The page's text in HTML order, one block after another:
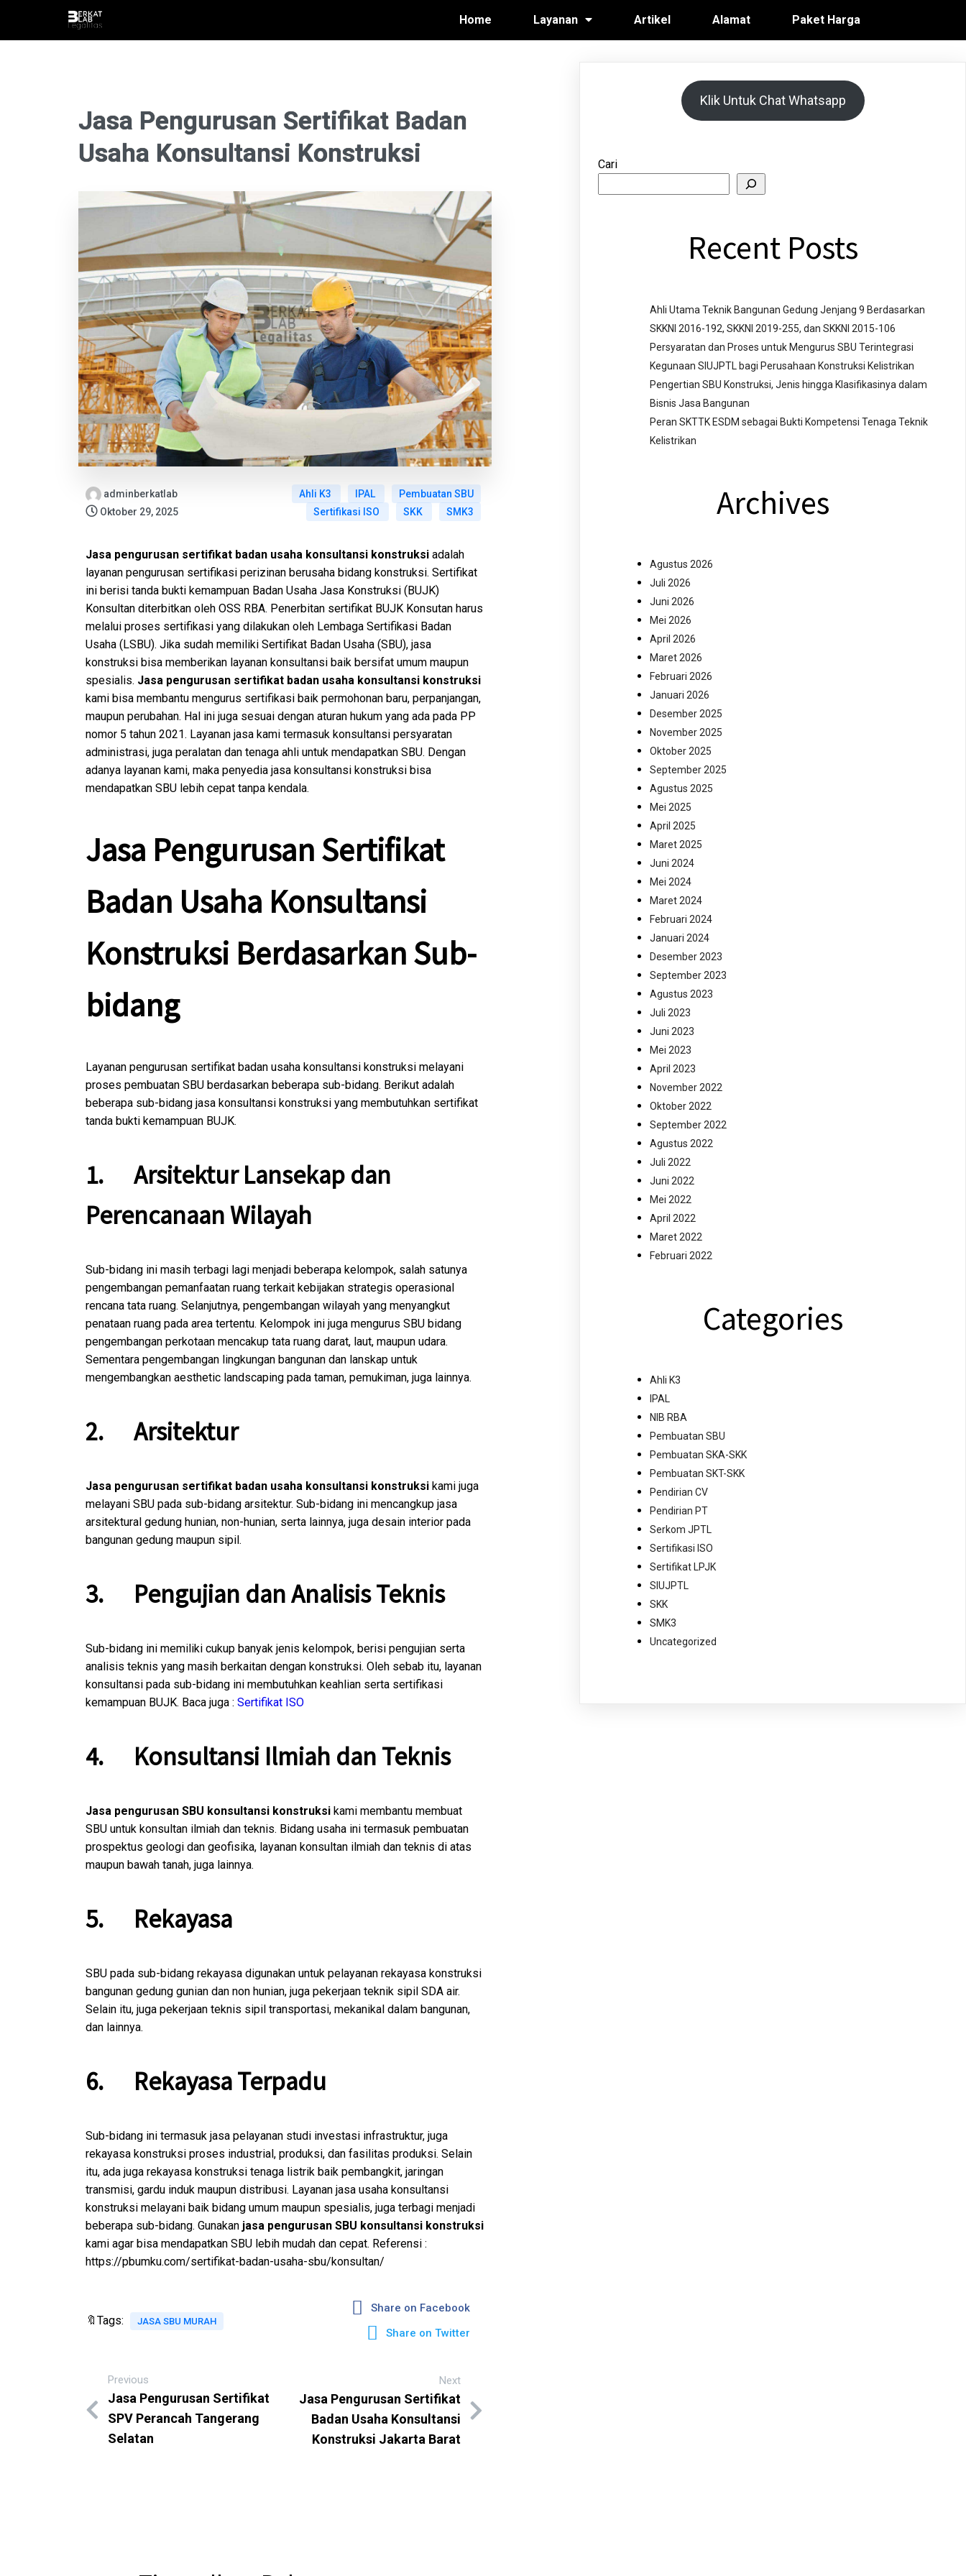
Home Layanan Artikel Alamat Paket Harga
Jasa Pengurusan Sertifikat Badan
Usaha Konsultansi Konstruksi
adminberkatlab
Oktober 29, 2025
Ahli K3 IPAL
Pembuatan SBU
Sertifikasi ISO
SKK SMK3
Jasa pengurusan sertifikat badan usaha konsultansi konstruksiadalah
layanan pengurusan sertifikasi perizinan berusaha bidang konstruksi. Sertifikat
ini berisi tanda bukti kemampuan Badan Usaha Jasa Konstruksi (BUJK)
Konsultan diterbitkan oleh OSS RBA. Penerbitan sertifikat BUJK Konsutan harus
melalui proses sertifikasi yang dilakukan oleh Lembaga Sertifikasi Badan
Usaha (LSBU). Jika sudah memiliki Sertifikat Badan Usaha (SBU), jasa
konstruksi bisa memberikan layanan konsultansi baik bersifat umum maupun
spesialis. Jasa pengurusan sertifikat badan usaha konsultansi konstruksi
kami bisa membantu mengurus sertifikasi baik permohonan baru, perpanjangan,
maupun perubahan. Hal ini juga sesuai dengan aturan hukum yang ada pada PP
nomor 5 tahun 2021. Layanan jasa kami termasuk konsultansi persyaratan
administrasi, juga peralatan dan tenaga ahli untuk mendapatkan SBU. Dengan
adanya layanan kami, maka penyedia jasa konsultansi konstruksi bisa
mendapatkan SBU lebih cepat tanpa kendala.
Jasa Pengurusan Sertifikat
Badan Usaha Konsultansi
Konstruksi Berdasarkan Sub-
bidang
Layanan pengurusan sertifikat badan usaha konsultansi konstruksi melayani
proses pembuatan SBU berdasarkan beberapa sub-bidang. Berikut adalah
beberapa sub-bidang jasa konsultansi konstruksi yang membutuhkan sertifikat
tanda bukti kemampuan BUJK.
1.Arsitektur Lansekap dan
Perencanaan Wilayah
Sub-bidang ini masih terbagi lagi menjadi beberapa kelompok, salah satunya
pengembangan pemanfaatan ruang terkait kebijakan strategis operasional
rencana tata ruang. Selanjutnya, pengembangan wilayah yang menyangkut
penataan ruang pada area tertentu. Kelompok ini juga mengurus SBU bidang
pengembangan perkotaan mencakup tata ruang darat, laut, maupun udara.
Sementara pengembangan lingkungan bangunan dan lanskap untuk
mengembangkan aesthetic landscaping pada taman, pemukiman, juga lainnya.
2.Arsitektur
Jasa pengurusan sertifikat badan usaha konsultansi konstruksikami juga
melayani SBU pada sub-bidang arsitektur. Sub-bidang ini mencangkup jasa
arsitektural gedung hunian, non-hunian, serta lainnya, juga desain interior pada
bangunan gedung maupun sipil.
3. Pengujian dan Analisis Teknis
Sub-bidang ini memiliki cukup banyak jenis kelompok, berisi pengujian serta
analisis teknis yang masih berkaitan dengan konstruksi. Oleh sebab itu, layanan
konsultansi pada sub-bidang ini membutuhkan keahlian serta sertifikasi
kemampuan BUJK. Baca juga :Sertifikat ISO
4. Konsultansi Ilmiah dan Teknis
Jasa pengurusan SBU konsultansi konstruksikami membantu membuat
SBU untuk konsultan ilmiah dan teknis. Bidang usaha ini termasuk pembuatan
prospektus geologi dan geofisika, layanan konsultan ilmiah dan teknis di atas
maupun bawah tanah, juga lainnya.
5. Rekayasa
SBU pada sub-bidang rekayasa digunakan untuk pelayanan rekayasa konstruksi
bangunan gedung gunian dan non hunian, juga pekerjaan teknik sipil SDA air.
Selain itu, juga pekerjaan teknis sipil transportasi, mekanikal dalam bangunan,
dan lainnya.
6. Rekayasa Terpadu
Sub-bidang ini termasuk jasa pelayanan studi investasi infrastruktur, juga
rekayasa konstruksi proses industrial, produksi, dan fasilitas produksi. Selain
itu, ada juga rekayasa konstruksi tenaga listrik baik pembangkit, jaringan
transmisi, gardu induk maupun distribusi. Layanan jasa usaha konsultansi
konstruksi melayani baik bidang umum maupun spesialis, juga terbagi menjadi
beberapa sub-bidang. Gunakan jasa pengurusan SBU konsultansi konstruksi
kami agar bisa mendapatkan SBU lebih mudah dan cepat. Referensi :
https://pbumku.com/sertifikat-badan-usaha-sbu/konsultan/
🔖Tags: JASA SBU MURAH
Share on Facebook
Share on Twitter
Previous
Jasa Pengurusan Sertifikat
SPV Perancah Tangerang
Selatan
Next
Jasa Pengurusan Sertifikat
Badan Usaha Konsultansi
Konstruksi Jakarta Barat
Klik Untuk Chat Whatsapp
Cari
Recent Posts
Ahli Utama Teknik Bangunan Gedung Jenjang 9 Berdasarkan
SKKNI 2016-192, SKKNI 2019-255, dan SKKNI 2015-106
Persyaratan dan Proses untuk Mengurus SBU Terintegrasi
Kegunaan SIUJPTL bagi Perusahaan Konstruksi Kelistrikan
Pengertian SBU Konstruksi, Jenis hingga Klasifikasinya dalam
Bisnis Jasa Bangunan
Peran SKTTK ESDM sebagai Bukti Kompetensi Tenaga Teknik
Kelistrikan
Archives
Agustus 2026
Juli 2026
Juni 2026
Mei 2026
April 2026
Maret 2026
Februari 2026
Januari 2026
Desember 2025
November 2025
Oktober 2025
September 2025
Agustus 2025
Mei 2025
April 2025
Maret 2025
Juni 2024
Mei 2024
Maret 2024
Februari 2024
Januari 2024
Desember 2023
September 2023
Agustus 2023
Juli 2023
Juni 2023
Mei 2023
April 2023
November 2022
Oktober 2022
September 2022
Agustus 2022
Juli 2022
Juni 2022
Mei 2022
April 2022
Maret 2022
Februari 2022
Categories
Ahli K3
IPAL
NIB RBA
Pembuatan SBU
Pembuatan SKA-SKK
Pembuatan SKT-SKK
Pendirian CV
Pendirian PT
Serkom JPTL
Sertifikasi ISO
Sertifikat LPJK
SIUJPTL
SKK
SMK3
Uncategorized